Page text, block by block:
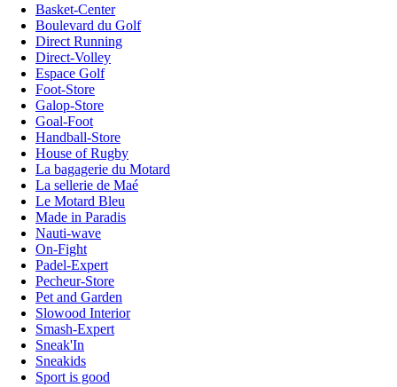
Basket-Center
Boulevard du Golf
Direct Running
Direct-Volley
Espace Golf
Foot-Store
Galop-Store
Goal-Foot
Handball-Store
House of Rugby
La bagagerie du Motard
La sellerie de Maé
Le Motard Bleu
Made in Paradis
Nauti-wave
On-Fight
Padel-Expert
Pecheur-Store
Pet and Garden
Slowood Interior
Smash-Expert
Sneak'In
Sneakids
Sport is good